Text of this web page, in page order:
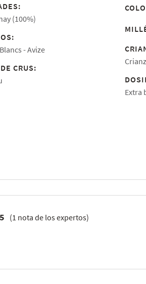
(100%)
Avize
CRUS:
Extra
5 (1 nota de los expertos)